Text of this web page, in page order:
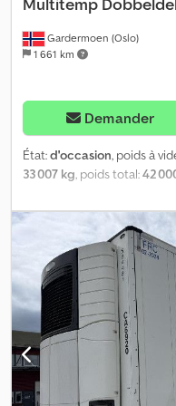
Gardermoen (Oslo)
1 661 km
Demander
État:d'occasion, poids à
33 007 kg , poids total:42
, première
(TÜV):05/2026, longueur
largeur de l’espace de
l'espace de chargement:2
chargement:90 m³ ,
R22,5, empattement:
construction:2019 ,
Poids à vide : 8 993 kg,
du compartiment de
700 mm, dimension des
Essieu avant : , 2e essieu :
Protection anti-